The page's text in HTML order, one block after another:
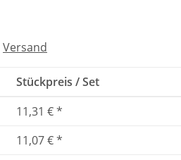
Versand
Stückpreis / Set
11,31 €*
11,07 €*